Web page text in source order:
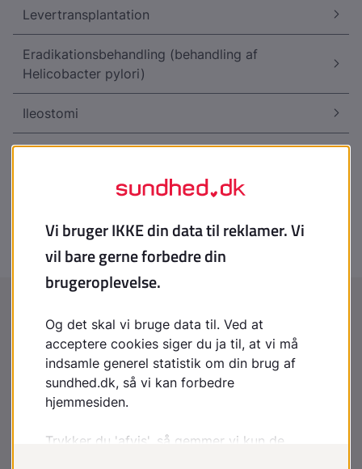
Levertransplantation
Eradikationsbehandling (behandling af
Helicobacter pylori)
Ileostomi